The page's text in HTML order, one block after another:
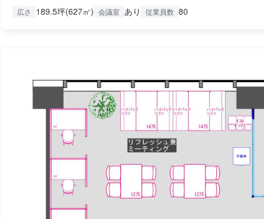
広さ 189.5坪(627㎡) 会議室 あり 従業員数 80